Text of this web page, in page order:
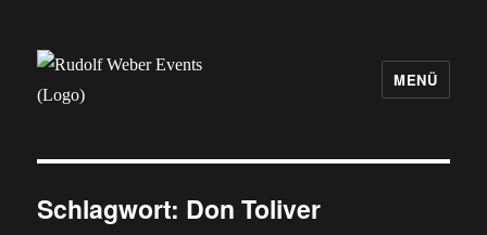
MENÜ
Schlagwort: Don Toliver